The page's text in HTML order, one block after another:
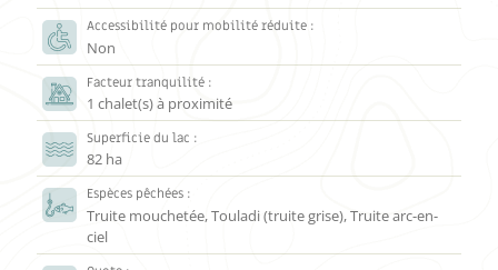
Accessibilité pour mobilité réduite :
Non
Facteur tranquilité :
1 chalet(s) à proximité
Superficie du lac :
82 ha
Espèces pêchées :
Truite mouchetée, Touladi (truite grise), Truite arc-en-
ciel